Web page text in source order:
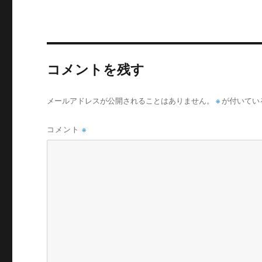
コメントを残す
メールアドレスが公開されることはありません。 ※ が付いて
コメント※